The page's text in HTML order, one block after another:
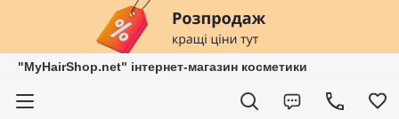
"MyHairShop.net" інтернет-магазин косметики